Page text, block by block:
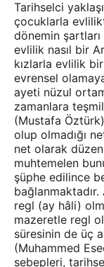
Tarihselci
çocuklarla
dönemin
evlilik nasıl bir
kızlarla evlilik
evrensel
ayeti nüzul
zamanlara
(Mustafa
olup olmadığı
net olarak
muhtemelen
şüphe edilince
regl (ay hâli)
mazeretle regl
süresinin de üç
(Muhammed
sebepleri,